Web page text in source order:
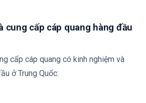
cung cấp cáp quang hàng đầu
cấp cáp quang có kinh nghiệm và
ở Trung Quốc: